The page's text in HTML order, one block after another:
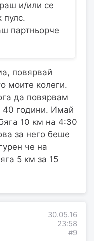
и/или се
пулс.
партньорче
повярвай
моите колеги.
да повярвам
40 години. Имай
10 км на 4:30
за него беше
че на
5 км за 15
30.05.16
23:58
#9